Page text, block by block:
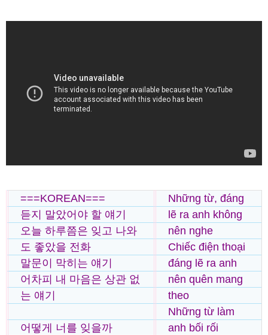
===KOREAN===
듣지 말았어야 할 얘기
오늘 하루쯤은 잊고 나와
도 좋았을 전화
말문이 막히는 얘기
어차피 내 마음은 상관 없
는 얘기
어떻게 너를 잊을까
Những từ, đáng
lẽ ra anh không
nên nghe
Chiếc điện thoại
đáng lẽ ra anh
nên quên mang
theo
Những từ làm
anh bối rối